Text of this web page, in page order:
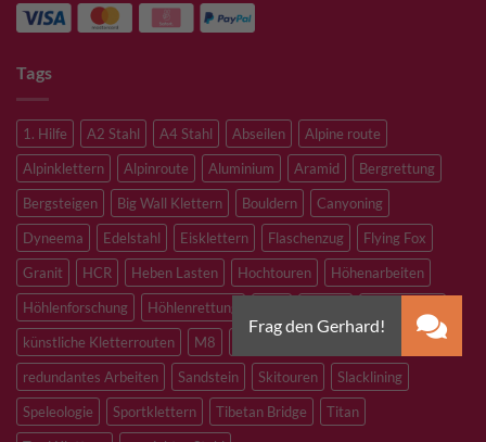
Tags
1. Hilfe A2 Stahl A4 Stahl Abseilen
Alpine route
Alpinklettern
Alpinroute Aluminium Aramid
Bergrettung
Bergsteigen
Big Wall Klettern Bouldern
Canyoning
Dyneema
Edelstahl Eisklettern Flaschenzug
Flying Fox
Granit
HCR Heben Lasten Hochtouren
Höhenarbeiten
Höhlenforschung
Höhlenrettung
künstliche Kletterrouten
M8
redundantes Arbeiten
Sandstein Skitouren
Slacklining
Speleologie
Sportklettern Tibetan Bridge
Titan